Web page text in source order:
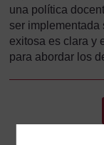
una política
ser implementada
exitosa es clara y
para abordar los